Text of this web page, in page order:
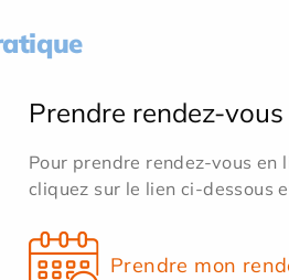
Prendre rendez-vous
Pour prendre rendez-vous
cliquez sur le lien ci-dessous
Prendre mon